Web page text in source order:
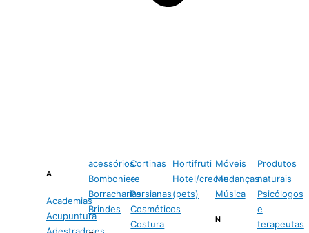
A
Academias
Acupuntura
acessórios
Bomboniere
Borracharias
Brindes
Cortinas
e
Persianas
Cosméticos
Costura
Hortifruti
Hotel/creche
(pets)
Móveis
Mudanças
Música
N
Produtos
naturais
Psicólogos
e
terapeutas